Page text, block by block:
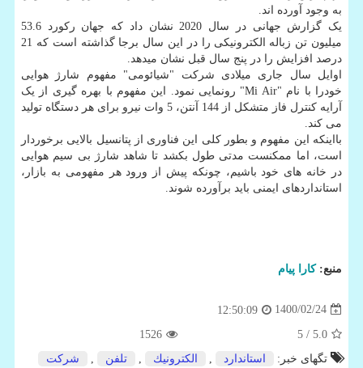
به وجود آورده اند.
یک گزارش جهانی در سال 2020 نشان داد که جهان رکورد 53.6
میلیون تن زباله الکترونیکی را در این سال برجا گذاشته است که 21
درصد افزایش را در پنج سال قبل نشان میدهد.
اوایل سال جاری میلادی شرکت "شیائومی" مفهوم شارژ هوایی
خودرا با نام "Mi Air" رونمایی نمود. این مفهوم با بهره گیری از یک
آرایه کنترل فاز متشکل از 144 آنتن، 5 وات نیرو برای هر دستگاه تولید
می کند.
بااینکه این مفهوم و بطور کلی این فناوری از پتانسیل بالایی برخوردار
است، اما ممکنست مدتی طول بکشد تا شاهد شارژ بی سیم هوایی
در خانه های خود باشیم، چونکه پیش از ورود هر مفهومی به بازار،
استانداردهای ایمنی باید برآورده شوند.
منبع:كارا پیام
1400/02/24
12:50:09
5.0
/ 5
1526
تگهای خبر:
استاندارد الكترونیك تلفن شركت